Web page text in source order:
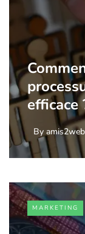
efficace
By
MARKETING